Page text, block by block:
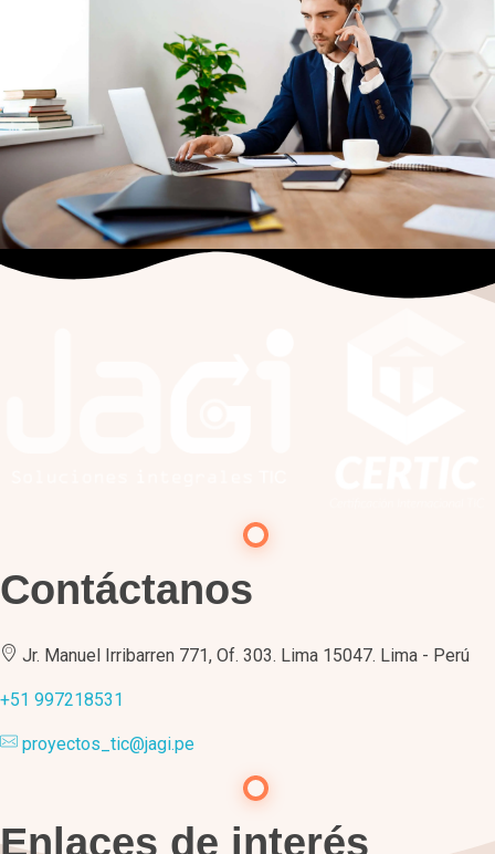
Contáctanos
Jr. Manuel Irribarren 771, Of. 303. Lima 15047. Lima - Perú
+51 997218531
proyectos_tic@jagi.pe
Enlaces de interés